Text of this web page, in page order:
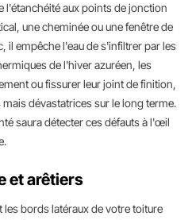
l'étanchéité aux points de jonction
une cheminée ou une fenêtre de
il empêche l'eau de s'infiltrer par les
de l'hiver azuréen, les
ou fissurer leur joint de finition,
dévastatrices sur le long terme.
saura détecter ces défauts à l'œil
et arêtiers
bords latéraux de votre toiture